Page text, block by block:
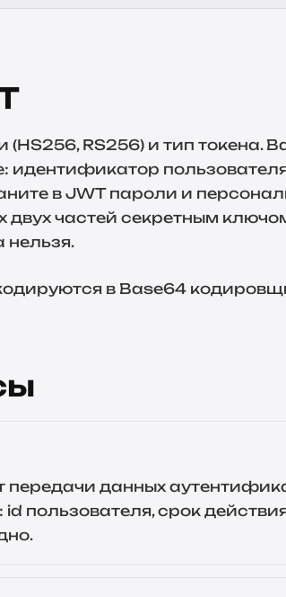
RS256) и тип токена.
пользователя
в JWT пароли и
частей секретным
нельзя.
в Base64
передачи данных
пользователя, срок